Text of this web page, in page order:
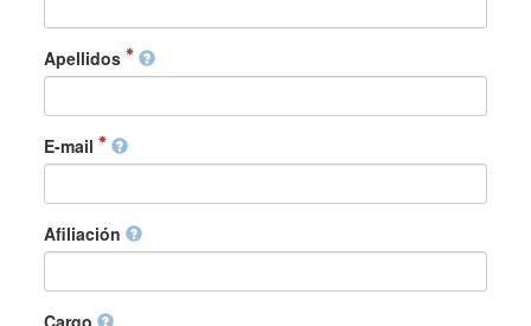
Apellidos
E-mail
Afiliación
Cargo